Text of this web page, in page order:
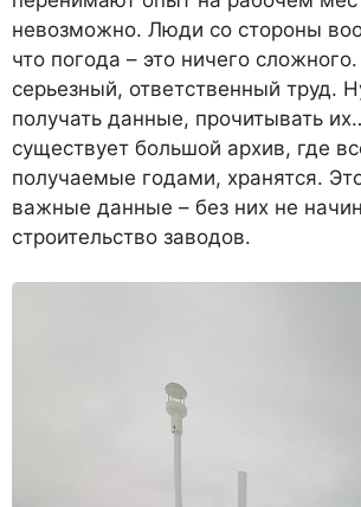
невозможно. Люди со стороны
что погода – это ничего
серьезный, ответ­ственный труд.
получать данные, прочиты­вать
сущест­вует большой архив, где
получаемые годами, хранятся.
важные данные – без них не
строительство заво­дов.